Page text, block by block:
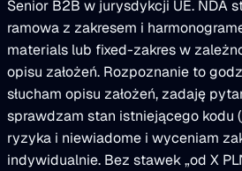
Senior B2B w jurysdykcji UE. NDA
ramowa z zakresem i
materials lub fixed-zakres w
opisu założeń. Rozpoznanie to
słucham opisu założeń, zadaję
sprawdzam stan istniejącego kodu
ryzyka i niewiadome i wyceniam
indywidualnie. Bez stawek „od X